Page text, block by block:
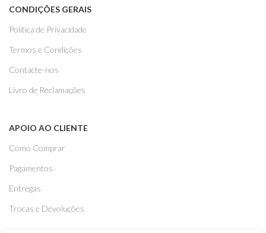
CONDIÇÕES GERAIS
Politica de Privacidade
Termos e Condições
Contacte-nos
Livro de Reclamações
APOIO AO CLIENTE
Como Comprar
Pagamentos
Entregas
Trocas e Devoluções